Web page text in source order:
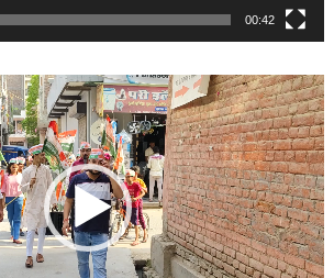
00:42